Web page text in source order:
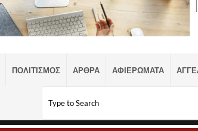
ΠΟΛΙΤΙΣΜΟΣ ΑΡΘΡΑ ΑΦΙΕΡΩΜΑΤΑ